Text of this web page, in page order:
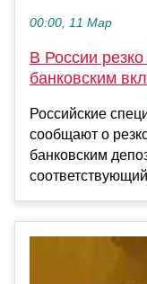
00:00, 11 Мар
В России
банковским
Российские
сообщают о
банковским